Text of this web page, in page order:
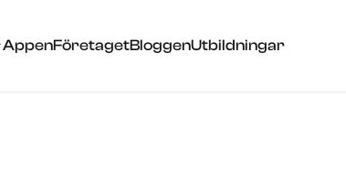
AppenFöretagetBloggenUtbildningar